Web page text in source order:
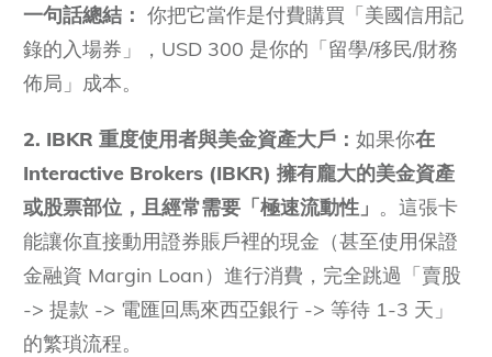
一句話總結： 你把它當作是付費購買「美國信用記
錄的入場券」，USD 300 是你的「留學/移民/財務
佈局」成本。
2. IBKR 重度使用者與美金資產大戶： 如果你在
Interactive Brokers (IBKR) 擁有龐大的美金資產
或股票部位，且經常需要「極速流動性」 。這張卡
能讓你直接動用證券賬戶裡的現金（甚至使用保證
金融資 Margin Loan）進行消費，完全跳過「賣股
-> 提款 -> 電匯回馬來西亞銀行 -> 等待 1-3 天」
的繁瑣流程。